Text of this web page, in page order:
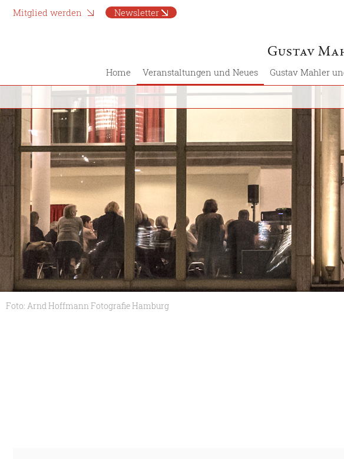
Mitglied werden Newsletter
Home Veranstaltungen und Neues Gustav Mahler
Foto: Arnd Hoffmann Fotografie Hamburg